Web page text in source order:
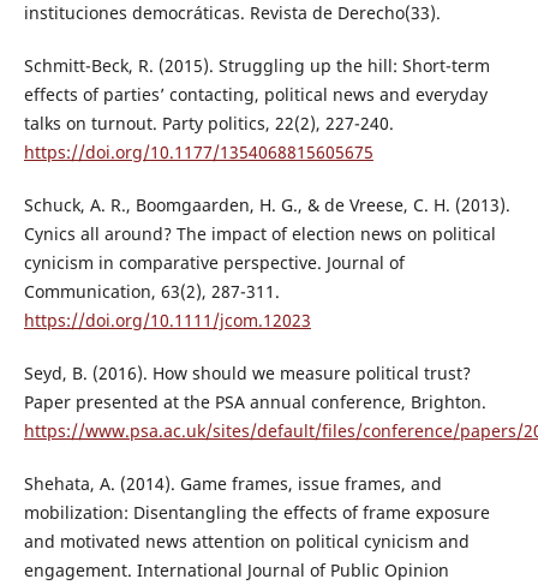
instituciones democráticas. Revista de Derecho(33).
Schmitt-Beck, R. (2015). Struggling up the hill: Short-term
effects of parties’ contacting, political news and everyday
talks on turnout. Party politics, 22(2), 227-240.
https://doi.org/10.1177/1354068815605675
Schuck, A. R., Boomgaarden, H. G., & de Vreese, C. H. (2013).
Cynics all around? The impact of election news on political
cynicism in comparative perspective. Journal of
Communication, 63(2), 287-311.
https://doi.org/10.1111/jcom.12023
Seyd, B. (2016). How should we measure political trust?
Paper presented at the PSA annual conference, Brighton.
https://www.psa.ac.uk/sites/default/files/conference/papers/
Shehata, A. (2014). Game frames, issue frames, and
mobilization: Disentangling the effects of frame exposure
and motivated news attention on political cynicism and
engagement. International Journal of Public Opinion